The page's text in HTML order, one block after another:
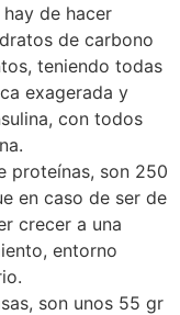
de hacer
de carbono
teniendo todas
exagerada y
con todos
proteínas, son 250
en caso de ser de
crecer a una
entorno
son unos 55 gr